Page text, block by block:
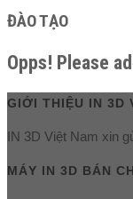
ĐÀO TẠO
Opps! Please
GIỚI THIỆU IN 3D
IN 3D Việt Nam xin
MÁY IN 3D BÁN